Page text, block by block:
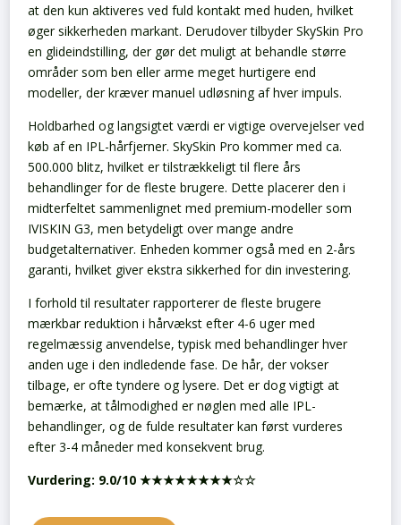
at den kun aktiveres ved fuld kontakt med huden, hvilket
øger sikkerheden markant. Derudover tilbyder SkySkin Pro
en glideindstilling, der gør det muligt at behandle større
områder som ben eller arme meget hurtigere end
modeller, der kræver manuel udløsning af hver impuls.
Holdbarhed og langsigtet værdi er vigtige overvejelser ved
køb af en IPL-hårfjerner. SkySkin Pro kommer med ca.
500.000 blitz, hvilket er tilstrækkeligt til flere års
behandlinger for de fleste brugere. Dette placerer den i
midterfeltet sammenlignet med premium-modeller som
IVISKIN G3, men betydeligt over mange andre
budgetalternativer. Enheden kommer også med en 2-års
garanti, hvilket giver ekstra sikkerhed for din investering.
I forhold til resultater rapporterer de fleste brugere
mærkbar reduktion i hårvækst efter 4-6 uger med
regelmæssig anvendelse, typisk med behandlinger hver
anden uge i den indledende fase. De hår, der vokser
tilbage, er ofte tyndere og lysere. Det er dog vigtigt at
bemærke, at tålmodighed er nøglen med alle IPL-
behandlinger, og de fulde resultater kan først vurderes
efter 3-4 måneder med konsekvent brug.
Vurdering: 9.0/10 ★★★★★★★★☆☆